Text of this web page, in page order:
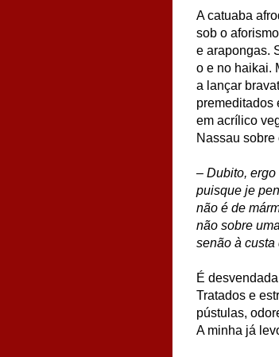
A catuaba
sob o
e arapongas.
o e no haikai.
a lançar
premeditados
em acrílico
Nassau
– Dubito,
puisque je
não é de
não sobre
senão à custa
É
Tratados e
pústulas,
A minha já